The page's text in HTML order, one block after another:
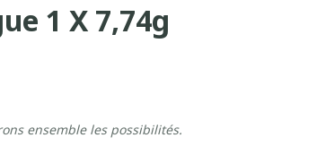
1 X 7,74g
ensemble les possibilités.